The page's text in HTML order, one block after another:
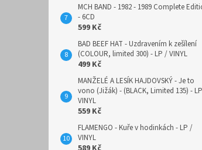
MCH BAND - 1982 - 1989 Complete
- 6CD
599 Kč
BAD BEEF HAT - Uzdravením k zešílení
(COLOUR, limited 300) - LP / VINYL
499 Kč
MANŽELÉ A LESÍK HAJDOVSKÝ - Je to
vono (Jižák) - (BLACK, Limited 135) -
VINYL
559 Kč
FLAMENGO - Kuře v hodinkách - LP /
VINYL